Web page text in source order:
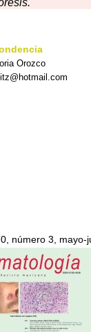
Orozco
número 3, mayo-